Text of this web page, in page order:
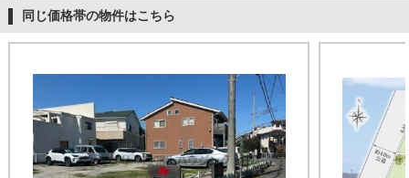
同じ価格帯の物件はこちら